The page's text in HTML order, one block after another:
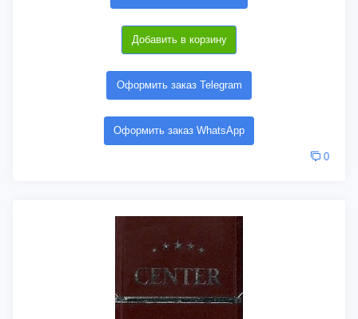
Добавить в корзину
Оформить заказ Telegram
Оформить заказ WhatsApp
0